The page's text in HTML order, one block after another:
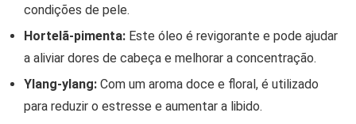
condições de pele.
Hortelã-pimenta: Este óleo é revigorante e pode ajudar
a aliviar dores de cabeça e melhorar a concentração.
Ylang-ylang: Com um aroma doce e floral, é utilizado
para reduzir o estresse e aumentar a libido.